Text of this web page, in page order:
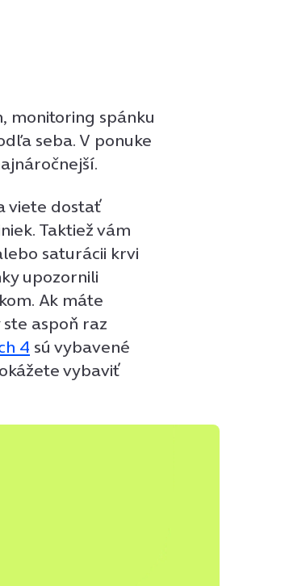
monitoring spánku
seba. V ponuke
viete dostať
Taktiež vám
saturácii krvi
upozornili
Ak máte
aspoň raz
4 sú vybavené
vybaviť